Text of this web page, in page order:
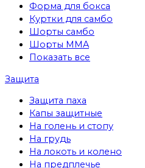
Форма для бокса
Куртки для самбо
Шорты самбо
Шорты MMA
Показать все
Защита
Защита паха
Капы защитные
На голень и стопу
На грудь
На локоть и колено
На предплечье